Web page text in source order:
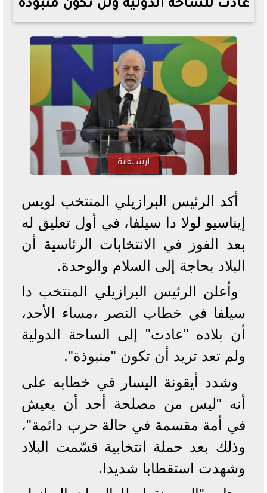
تصرف مثير من ميسي ونجوم الأرجنتين قبل مواجهة مصر
تحسن حالة فضل شاكر الصحية وخروجه من المستشفى |
أسعار الحديد والأسمنت اليوم الإثنين 6 - 7 - 2026
عادت للساحة الدولية ولن تكون منبوذة
ارشيفية
أكد الرئيس البرازيلي المنتخب لويس
إيناسيو لولا دا سيلفا، في أول تعليق له
بعد الفوز في الانتخابات الرئاسية أن
البلاد بحاجة إلى السلام والوحدة.
وأعلن الرئيس البرازيلي المنتخب دا
سيلفا في خطاب النصر ،مساء الأحد،
أن بلاده "عادت" إلى الساحة الدولية
ولم تعد تريد أن تكون "منبوذة".
وشدد أيقونة اليسار في خطابه على
أنه "ليس من مصلحة أحد أن يعيش
في أمة مقسمة في حالة حرب دائمة"،
وذلك بعد حملة انتخابية قسّمت البلاد
وشهدت استقطابا شديدا.